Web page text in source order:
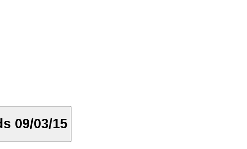
09/03/15